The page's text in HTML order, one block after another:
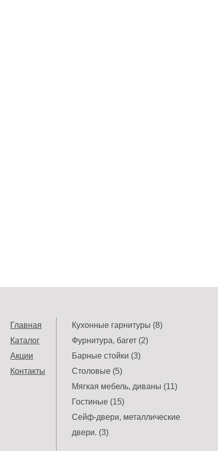
Главная
Каталог
Акции
Контакты
Кухонные гарнитуры (8)
Фурнитура, багет (2)
Барные стойки (3)
Столовые (5)
Мягкая мебель, диваны (11)
Гостиные (15)
Сейф-двери, металлические
двери. (3)